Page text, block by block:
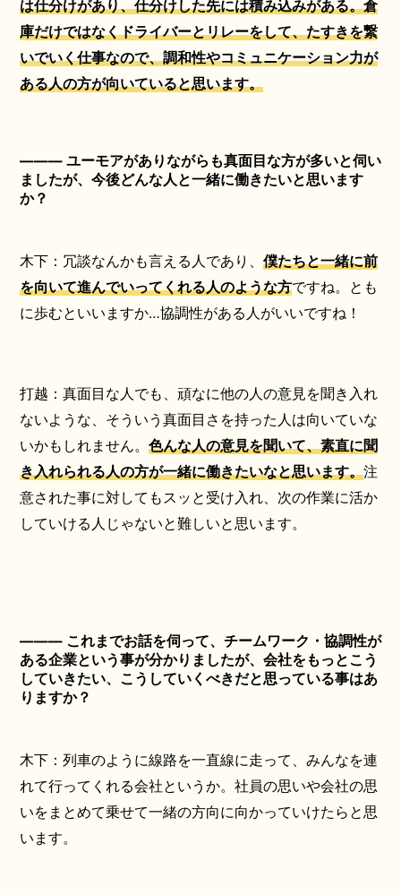
は仕分けがあり、仕分けした先には積み込みがある。倉
庫だけではなくドライバーとリレーをして、たすきを繋
いでいく仕事なので、調和性やコミュニケーション力が
ある人の方が向いていると思います。
――― ユーモアがありながらも真面目な方が多いと伺い
ましたが、今後どんな人と一緒に働きたいと思います
か？
木下：冗談なんかも言える人であり、 僕たちと一緒に前
を向いて進んでいってくれる人のような方ですね。とも
に歩むといいますか…協調性がある人がいいですね！
打越：真面目な人でも、頑なに他の人の意見を聞き入れ
ないような、そういう真面目さを持った人は向いていな
いかもしれません。 色んな人の意見を聞いて、素直に聞
き入れられる人の方が一緒に働きたいなと思います。注
意された事に対してもスッと受け入れ、次の作業に活か
していける人じゃないと難しいと思います。
――― これまでお話を伺って、チームワーク・協調性が
ある企業という事が分かりましたが、会社をもっとこう
していきたい、こうしていくべきだと思っている事はあ
りますか？
木下：列車のように線路を一直線に走って、みんなを連
れて行ってくれる会社というか。社員の思いや会社の思
いをまとめて乗せて一緒の方向に向かっていけたらと思
います。